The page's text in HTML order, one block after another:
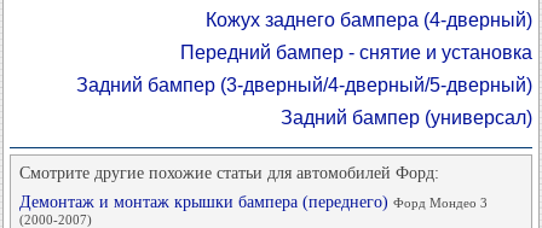
Кожух заднего бампера (4-дверный)
Передний бампер - снятие и установка
Задний бампер (3-дверный/4-дверный/5-дверный)
Задний бампер (универсал)
Смотрите другие похожие статьи для автомобилей Форд:
Демонтаж и монтаж крышки бампера (переднего) Форд Мондео 3
(2000-2007)